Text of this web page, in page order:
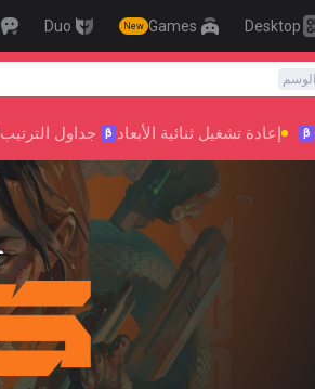
Desktop
Games
New
Duo
الوسم
β إعادة تشغيل ثنائية الأبعاد β جداول الترتيب